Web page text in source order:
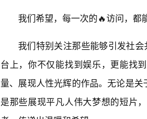
我们希望，每一次的🔥访问，都
我们特别关注那些能够引发社
台上，你不仅能找到娱乐，更能找
量、展现人性光辉的作品。无论是
是那些展现平凡人伟大梦想的短片